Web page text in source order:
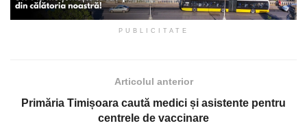
PUBLICITATE
Articolul anterior
Primăria Timișoara caută medici și asistente pentru
centrele de vaccinare